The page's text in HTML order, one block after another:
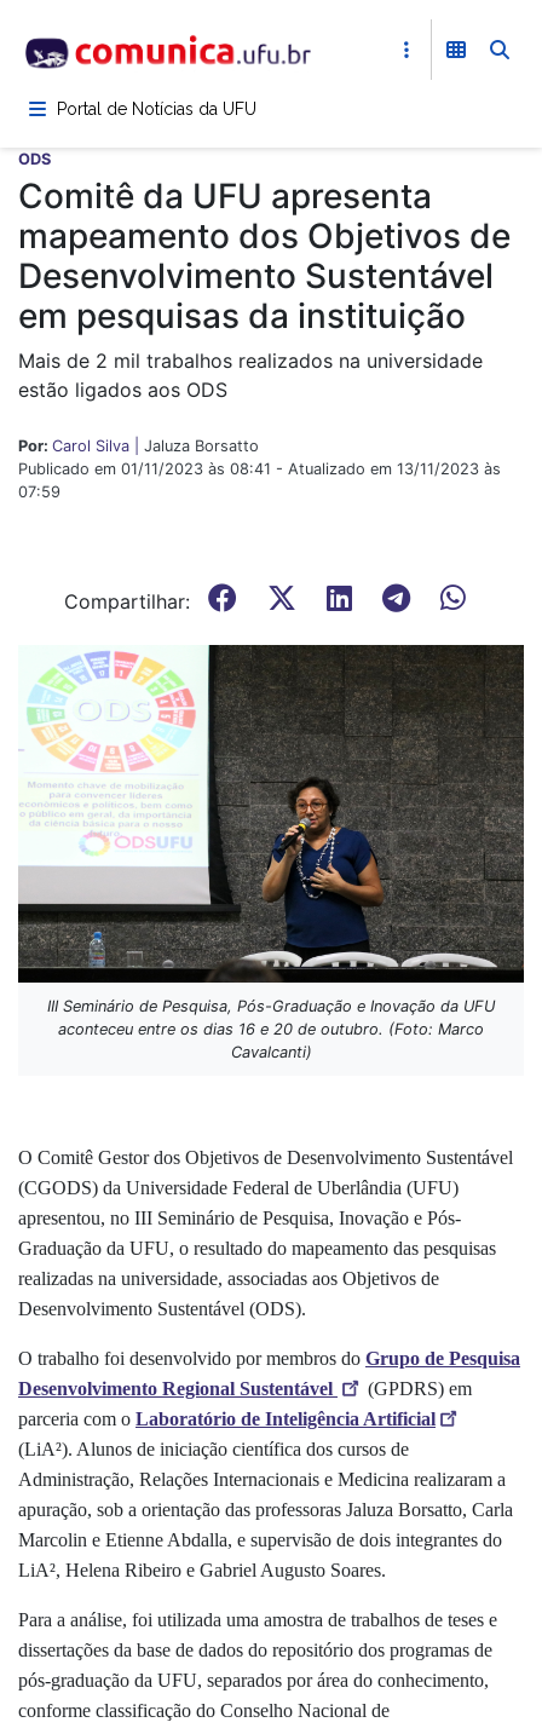
para
conteúdoPortal de Notícias da UFU
ODS
Comitê da UFU apresenta
mapeamento dos Objetivos de
Desenvolvimento Sustentável
em pesquisas da instituição
Mais de 2 mil trabalhos realizados na universidade
estão ligados aos ODS
Por: Carol Silva | Jaluza Borsatto
Publicado em 01/11/2023 às 08:41 - Atualizado em 13/11/2023 às
07:59
Compartilhar:
III Seminário de Pesquisa, Pós-Graduação e Inovação da UFU
aconteceu entre os dias 16 e 20 de outubro. (Foto: Marco
Cavalcanti)
O Comitê Gestor dos Objetivos de Desenvolvimento Sustentável
(CGODS) da Universidade Federal de Uberlândia (UFU)
apresentou, no III Seminário de Pesquisa, Inovação e Pós-
Graduação da UFU, o resultado do mapeamento das pesquisas
realizadas na universidade, associadas aos Objetivos de
Desenvolvimento Sustentável (ODS).
O trabalho foi desenvolvido por membros do Grupo de Pesquisa
Desenvolvimento Regional Sustentável
(GPDRS) em
parceria com o Laboratório de Inteligência Artificial
(LiA²). Alunos de iniciação científica dos cursos de
Administração, Relações Internacionais e Medicina realizaram a
apuração, sob a orientação das professoras Jaluza Borsatto, Carla
Marcolin e Etienne Abdalla, e supervisão de dois integrantes do
LiA², Helena Ribeiro e Gabriel Augusto Soares.
Para a análise, foi utilizada uma amostra de trabalhos de teses e
dissertações da base de dados do repositório dos programas de
pós-graduação da UFU, separados por área do conhecimento,
conforme classificação do Conselho Nacional de